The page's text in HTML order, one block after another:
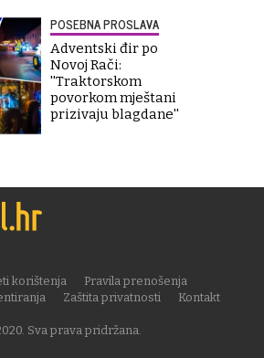
POSEBNA PROSLAVA
Adventski đir po
Novoj Rači:
''Traktorskom
povorkom mještani
prizivaju blagdane''
Sva prava pridržana.
korištenja
Pravila prenošenja
Zaštita privatnosti
Kontakt